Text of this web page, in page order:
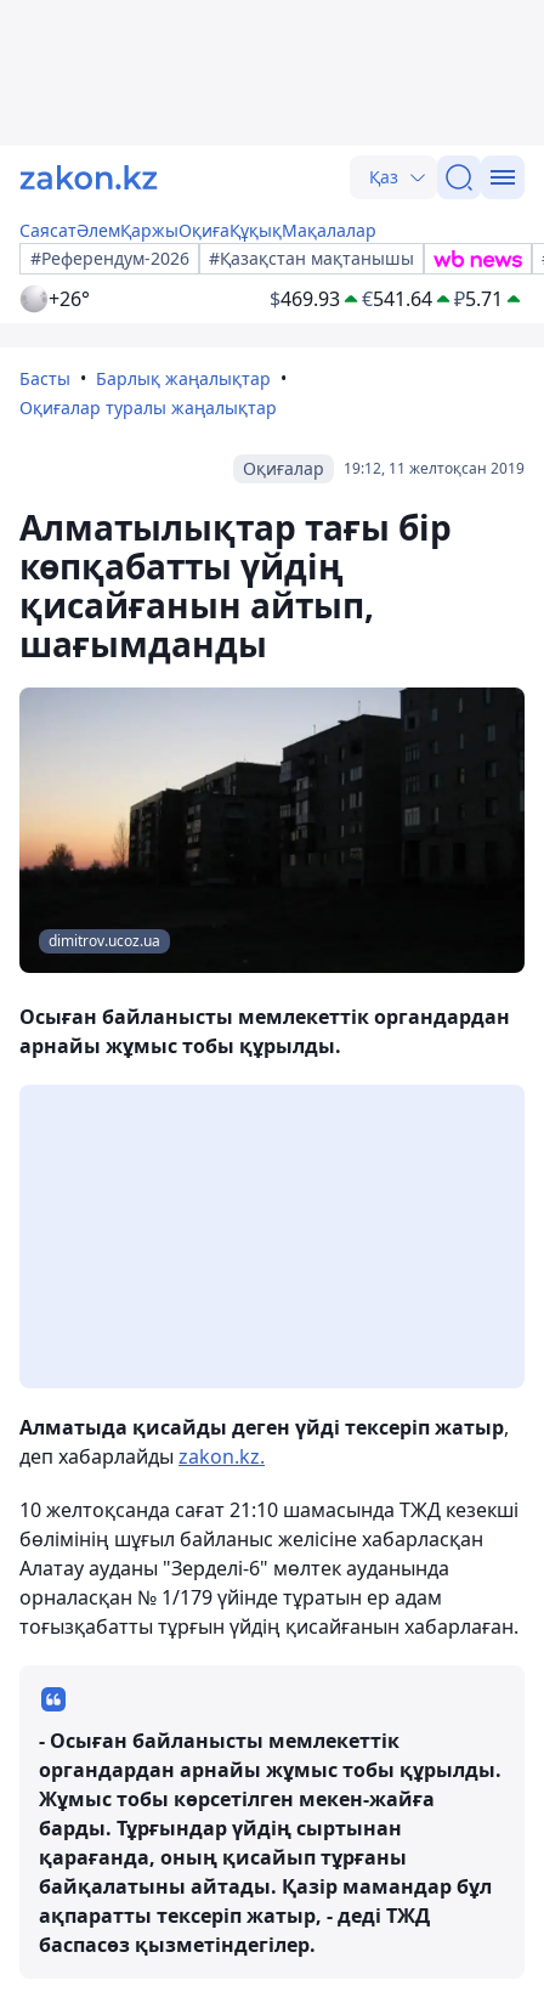
Қаз
СаясатӘлемҚаржыОқиғаҚұқықМақалалар
#Референдум-2026
#Қазақстан мақтанышы
+26° $469.93 €541.64 ₽5.71
Басты
Барлық жаңалықтар
Оқиғалар туралы жаңалықтар
19:12, 11 желтоқсан 2019
Оқиғалар
Алматылықтар тағы бір
көпқабатты үйдің
қисайғанын айтып,
шағымданды
dimitrov.ucoz.ua
Осыған байланысты мемлекеттік органдардан
арнайы жұмыс тобы құрылды.
Алматыда қисайды деген үйді тексеріп жатыр,
деп хабарлайды zakon.kz.
10 желтоқсанда сағат 21:10 шамасында ТЖД кезекші
бөлімінің шұғыл байланыс желісіне хабарласқан
Алатау ауданы "Зерделі-6" мөлтек ауданында
орналасқан № 1/179 үйіндетұратын ер адам
тоғызқабатты тұрғын үйдің қисайғанын хабарлаған.
- Осыған байланысты мемлекеттік
органдардан арнайы жұмыс тобы құрылды.
Жұмыс тобы көрсетілген мекен-жайға
барды. Тұрғындар үйдің сыртынан
қарағанда, оның қисайып тұрғаны
байқалатыны айтады. Қазір мамандар бұл
ақпаратты тексеріп жатыр, - деді ТЖД
баспасөз қызметіндегілер.